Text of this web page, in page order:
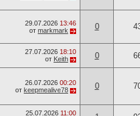
29.07.2026 13:46
от markmark 0
27.07.2026 18:10
от Keith 0
26.07.2026 00:20
от keepmealive78 0
25.07.2026 11:00